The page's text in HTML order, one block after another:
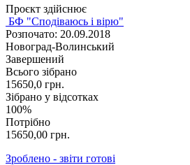
Проєкт здійснює
БФ "Сподіваюсь і вірю"
Розпочато: 20.09.2018
Новоград-Волинський
Завершений
Всього зібрано
15650,0 грн.
Зібрано у відсотках
100%
Потрібно
15650,00 грн.
Зроблено - звіти готові